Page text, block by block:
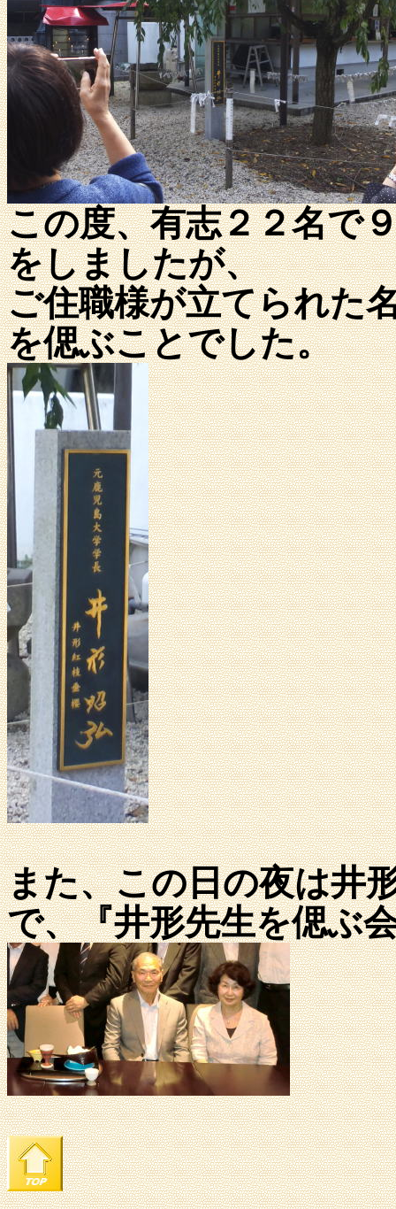
この度、有志２２名で
をしましたが、
ご住職様が立てられた
を偲ぶことでした。
また、この日の夜は井
で、『井形先生を偲ぶ